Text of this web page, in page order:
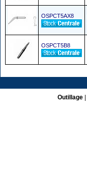
OSPCT5AX8
OSPCT5B8
Outillage|